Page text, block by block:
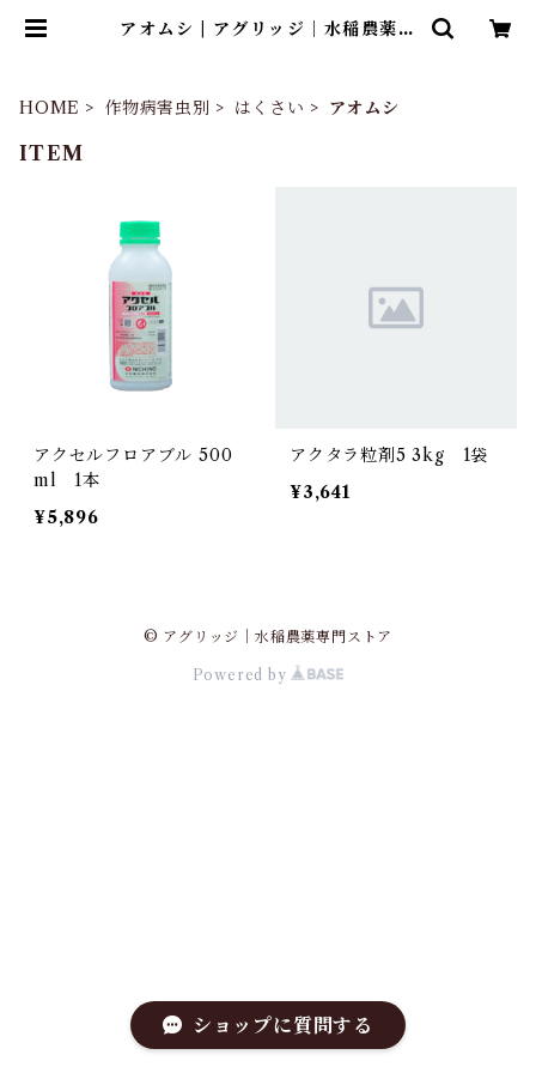
アオムシ | アグリッジ｜水稲農薬専
HOME 作物病害虫別 はくさい アオムシ
ITEM
アクセルフロアブル 500
ml 1本
¥5,896
アクタラ粒剤5 3kg 1袋
¥3,641
© アグリッジ｜水稲農薬専門ストア
Powered by
ショップに質問する